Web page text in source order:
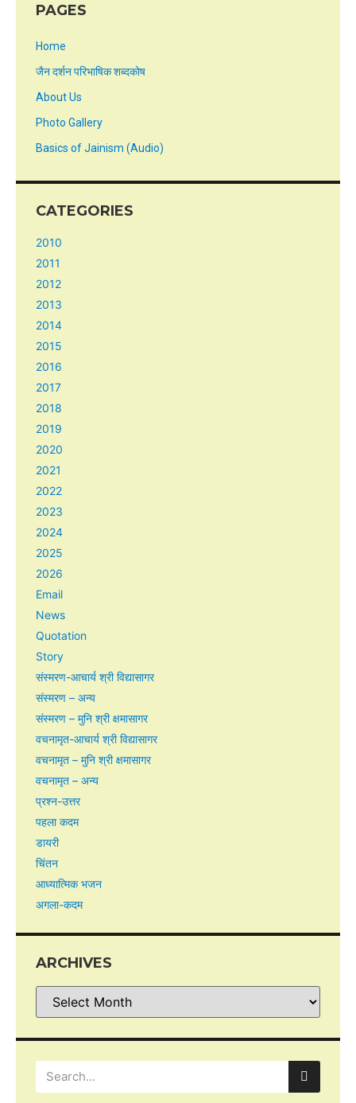
PAGES
Home
जैन दर्शन परिभाषिक शब्दकोष
About Us
Photo Gallery
Basics of Jainism (Audio)
CATEGORIES
2010
2011
2012
2013
2014
2015
2016
2017
2018
2019
2020
2021
2022
2023
2024
2025
2026
Email
News
Quotation
Story
संस्मरण-आचार्य श्री विद्यासागर
संस्मरण – अन्य
संस्मरण – मुनि श्री क्षमासागर
वचनामृत-आचार्य श्री विद्यासागर
वचनामृत – मुनि श्री क्षमासागर
वचनामृत – अन्य
प्रश्न-उत्तर
पहला कदम
डायरी
चिंतन
आध्यात्मिक भजन
अगला-कदम
ARCHIVES